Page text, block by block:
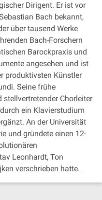
Dirigent. Er ist vor
Bach bekannt,
über tausend Werke
Bach-Forschern
Barockpraxis und
angesehen und ist
produktivsten Künstler
Seine frühe
Chorleiter
ein Klavierstudium
An der Universität
und gründete einen 12-
Leonhardt, Ton
verschrieben hatte.